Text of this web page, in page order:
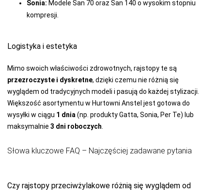
Sonia: Modele San 70 oraz San 140 o wysokim stopniu
kompresji.
Logistyka i estetyka
Mimo swoich właściwości zdrowotnych, rajstopy te są
przezroczyste i dyskretne, dzięki czemu nie różnią się
wyglądem od tradycyjnych modeli i pasują do każdej stylizacji.
Większość asortymentu w Hurtowni Anstel jest gotowa do
wysyłki w ciągu 1 dnia (np. produkty Gatta, Sonia, Per Te) lub
maksymalnie 3 dni roboczych
Słowa kluczowe FAQ – Najczęściej zadawane pytania
Czy rajstopy przeciwżylakowe różnią się wyglądem od